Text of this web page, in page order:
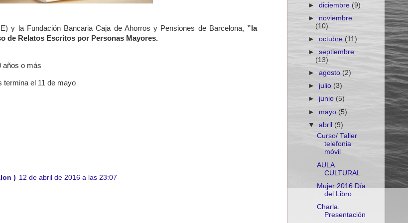
y la Fundación Bancaria Caja de Ahorros y Pensiones de Barcelona, ”la
de Relatos Escritos por Personas Mayores.
años o más
termina el 11 de mayo
) 12 de abril de 2016 a las 23:07
►diciembre(9)
► noviembre
(10)
►octubre (11)
►septiembre
(13)
►agosto(2)
► julio (3)
► junio (5)
► mayo (5)
▼abril (9)
Curso/ Taller
telefonia
móvil
AULA
CULTURAL
Mujer 2016.Día
del Libro.
Charla.
Presentación